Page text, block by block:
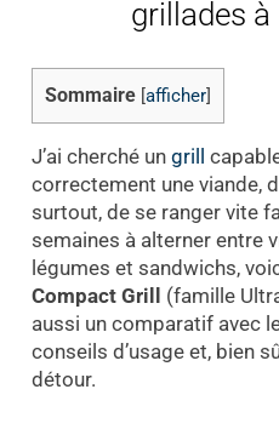
grillades
Sommaire afficher]
J’ai cherché un grill
correctement une viande,
surtout, de se ranger vite
semaines à alterner entre
légumes et sandwichs,
Compact Grill (famille
aussi un comparatif avec
conseils d’usage et, bien
détour.